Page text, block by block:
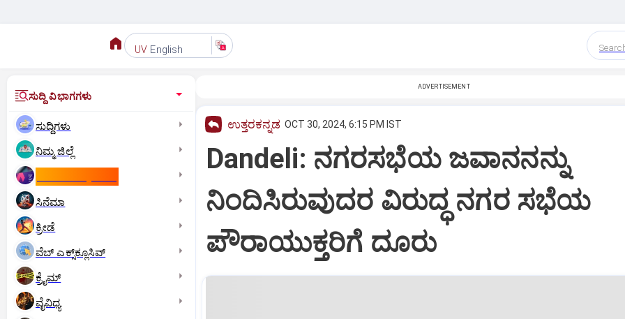
UV English
ಸುದ್ದಿ ವಿಭಾಗಗಳು
ಸುದ್ದಿಗಳು
ನಿಮ್ಮ ಜಿಲ್ಲೆ
ಸಿನೆಮಾ
ಕ್ರೀಡೆ
ವೆಬ್ ಎಕ್ಸ್‌ಕ್ಲೂಸಿವ್
ಕ್ರೈಮ್
ವೈವಿಧ್ಯ
ADVERTISEMENT
ಉತ್ತರಕನ್ನಡ OCT 30, 2024, 6:15 PM IST
Dandeli: ನಗರಸಭೆಯ ಜವಾನನನ್ನು
ನಿಂದಿಸಿರುವುದರ ವಿರುದ್ಧ ನಗರ ಸಭೆಯ
ಪೌರಾಯುಕ್ತರಿಗೆ ದೂರು